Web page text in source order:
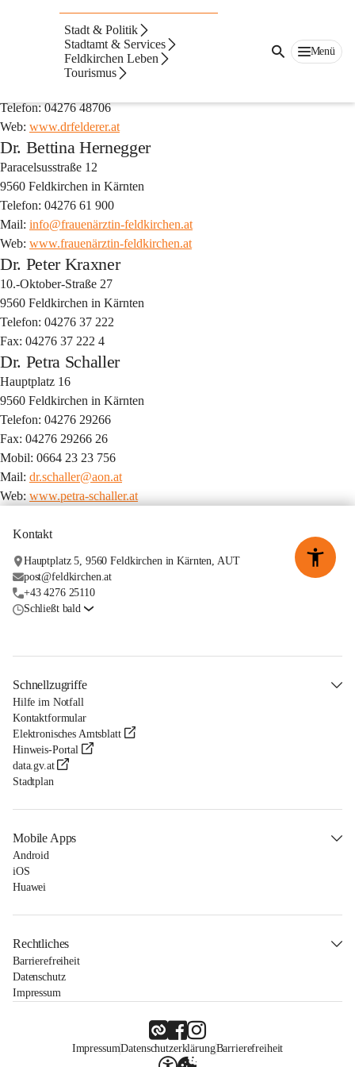
Stadt & Politik
Stadtamt & Services
Feldkirchen Leben
Tourismus
Menü
Dr. Regina Felderer
Ossiacher Bundesstraße 5
Telefon: 04276 48706
Web: www.drfelderer.at
Dr. Bettina Hernegger
Paracelsusstraße 12
9560 Feldkirchen in Kärnten
Telefon: 04276 61 900
Mail: info@frauenärztin-feldkirchen.at
Web: www.frauenärztin-feldkirchen.at
Dr. Peter Kraxner
10.-Oktober-Straße 27
9560 Feldkirchen in Kärnten
Telefon: 04276 37 222
Fax: 04276 37 222 4
Dr. Petra Schaller
Hauptplatz 16
9560 Feldkirchen in Kärnten
Telefon: 04276 29266
Fax: 04276 29266 26
Mobil: 0664 23 23 756
Mail: dr.schaller@aon.at
Web: www.petra-schaller.at
Kontakt
Hauptplatz 5, 9560 Feldkirchen in Kärnten, AUT
post@feldkirchen.at
+43 4276 25110
Schließt bald
Schnellzugriffe
Hilfe im Notfall
Kontaktformular
Elektronisches Amtsblatt
Hinweis-Portal
data.gv.at
Stadtplan
Mobile Apps
Android
iOS
Huawei
Rechtliches
Barrierefreiheit
Datenschutz
Impressum
ImpressumDatenschutzerklärungBarrierefreiheit